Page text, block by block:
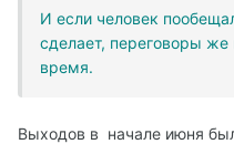
И если человек
сделает, переговоры
время.
Выходов в начале июня